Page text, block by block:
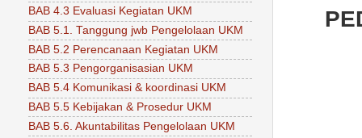
BAB 4.3 Evaluasi Kegiatan UKM
BAB 5.1. Tanggung jwb Pengelolaan UKM
BAB 5.2 Perencanaan Kegiatan UKM
BAB 5.3 Pengorganisasian UKM
BAB 5.4 Komunikasi & koordinasi UKM
BAB 5.5 Kebijakan & Prosedur UKM
BAB 5.6. Akuntabilitas Pengelolaan UKM